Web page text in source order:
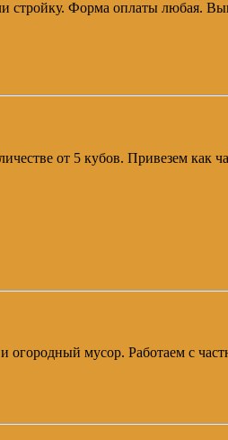
стройку. Форма оплаты любая.
от 5 кубов. Привезем как
огородный мусор. Работаем с